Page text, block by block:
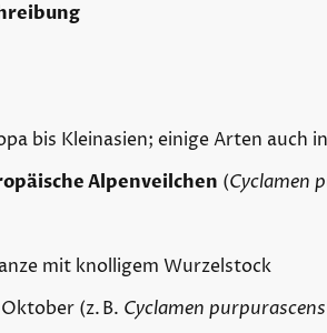
bis Kleinasien; einige Arten auch
Alpenveilchen (Cyclamen
mit knolligem Wurzelstock
(z. B. Cyclamen purpurascens